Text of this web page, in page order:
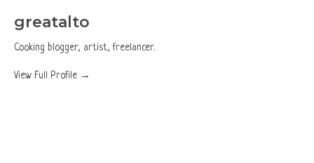
greatalto
Cooking blogger, artist, freelancer.
View Full Profile →